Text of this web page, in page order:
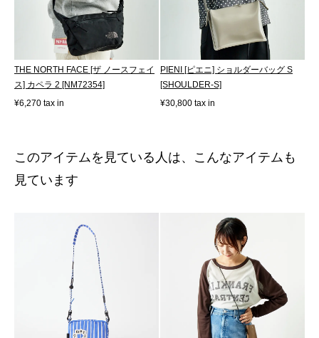
THE NORTH FACE [ザ ノースフェイ
ス] カペラ 2 [NM72354]
¥6,270 tax in
PIENI [ピエニ] ショルダーバッグ S
[SHOULDER-S]
¥30,800 tax in
このアイテムを見ている人は、こんなアイテムも
見ています